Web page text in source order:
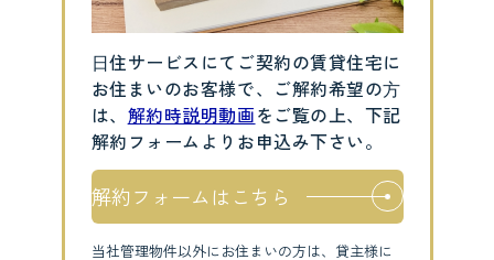
⽇住サービスにてご契約の賃貸住宅に
お住まいのお客様で、ご解約希望の⽅
は、 解約時説明動画をご覧の上、下記
解約フォームよりお申込み下さい。
解約フォームはこちら
当社管理物件以外にお住まいの方は、貸主様に